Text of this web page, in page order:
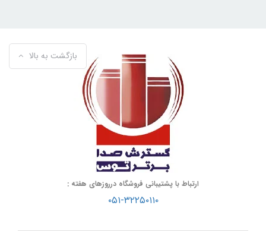
بازگشت به بالا
ارتباط با پشتیبانی فروشگاه درروزهای هفته :
۰۵۱-۳۲۲۵۰۱۱۰